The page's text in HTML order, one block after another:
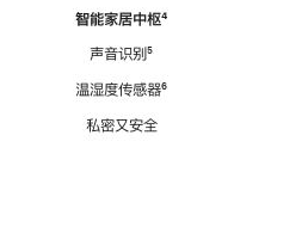
智能家居中枢脚
⁴
声音识别脚
⁵
温湿度传感器脚
⁶
私密又安全